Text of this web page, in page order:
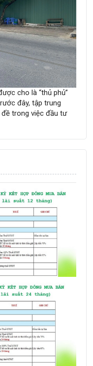
cho là “thủ phủ”
đây, tập trung
đề trong việc đầu tư